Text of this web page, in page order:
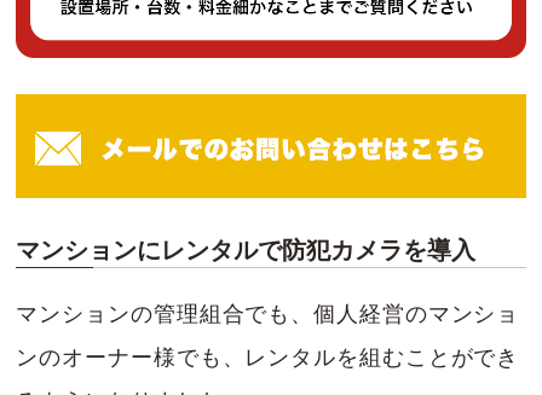
マンションにレンタルで防犯カメラを導入
マンションの管理組合でも、個人経営のマンショ
ンのオーナー様でも、レンタルを組むことができ